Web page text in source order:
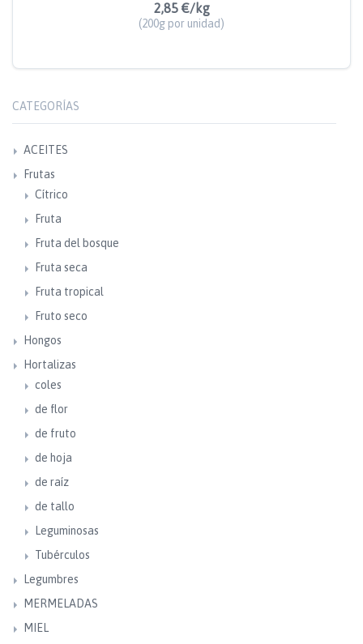
2,85 €/kg
(200g por unidad)
CATEGORÍAS
ACEITES
Frutas
Cítrico
Fruta
Fruta del bosque
Fruta seca
Fruta tropical
Fruto seco
Hongos
Hortalizas
coles
de flor
de fruto
de hoja
de raíz
de tallo
Leguminosas
Tubérculos
Legumbres
MERMELADAS
MIEL